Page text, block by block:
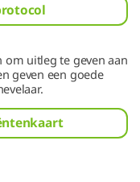
om uitleg te geven aan
geven een goede